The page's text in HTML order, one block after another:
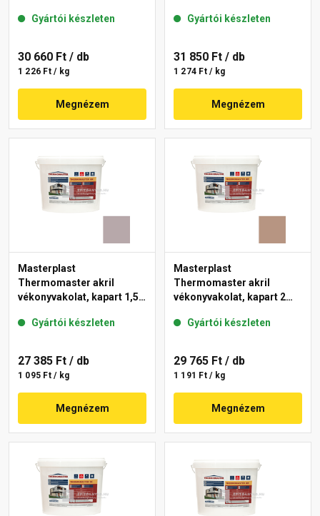
Gyártói készleten
30 660 Ft / db
1 226 Ft / kg
Megnézem
Gyártói készleten
31 850 Ft / db
1 274 Ft / kg
Megnézem
Masterplast
Thermomaster akril
vékonyvakolat, kapart 1,5
Gyártói készleten
27 385 Ft / db
1 095 Ft / kg
Megnézem
Masterplast
Thermomaster akril
vékonyvakolat, kapart 2
Gyártói készleten
29 765 Ft / db
1 191 Ft / kg
Megnézem